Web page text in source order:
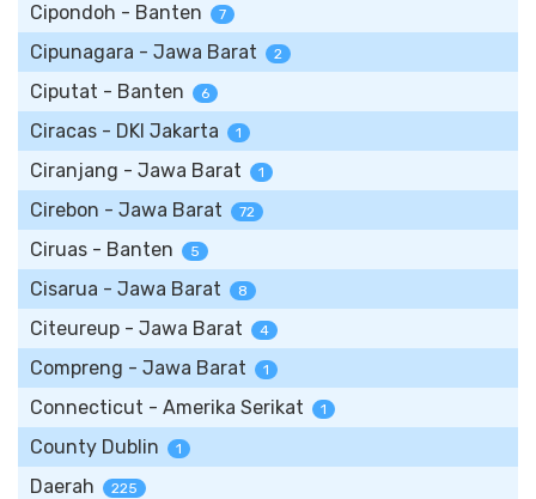
Cipondoh - Banten 7
Cipunagara - Jawa Barat 2
Ciputat - Banten 6
Ciracas - DKI Jakarta 1
Ciranjang - Jawa Barat 1
Cirebon - Jawa Barat 72
Ciruas - Banten 5
Cisarua - Jawa Barat 8
Citeureup - Jawa Barat 4
Compreng - Jawa Barat 1
Connecticut - Amerika Serikat 1
County Dublin 1
Daerah 225